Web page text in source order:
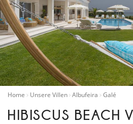
Home Unsere Villen Albufeira Galé
HIBISCUS BEACH